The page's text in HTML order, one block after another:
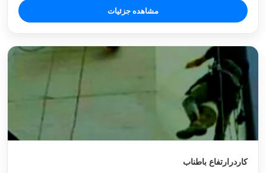
مشاهده جزئیات
کاردرارتفاع باطناب